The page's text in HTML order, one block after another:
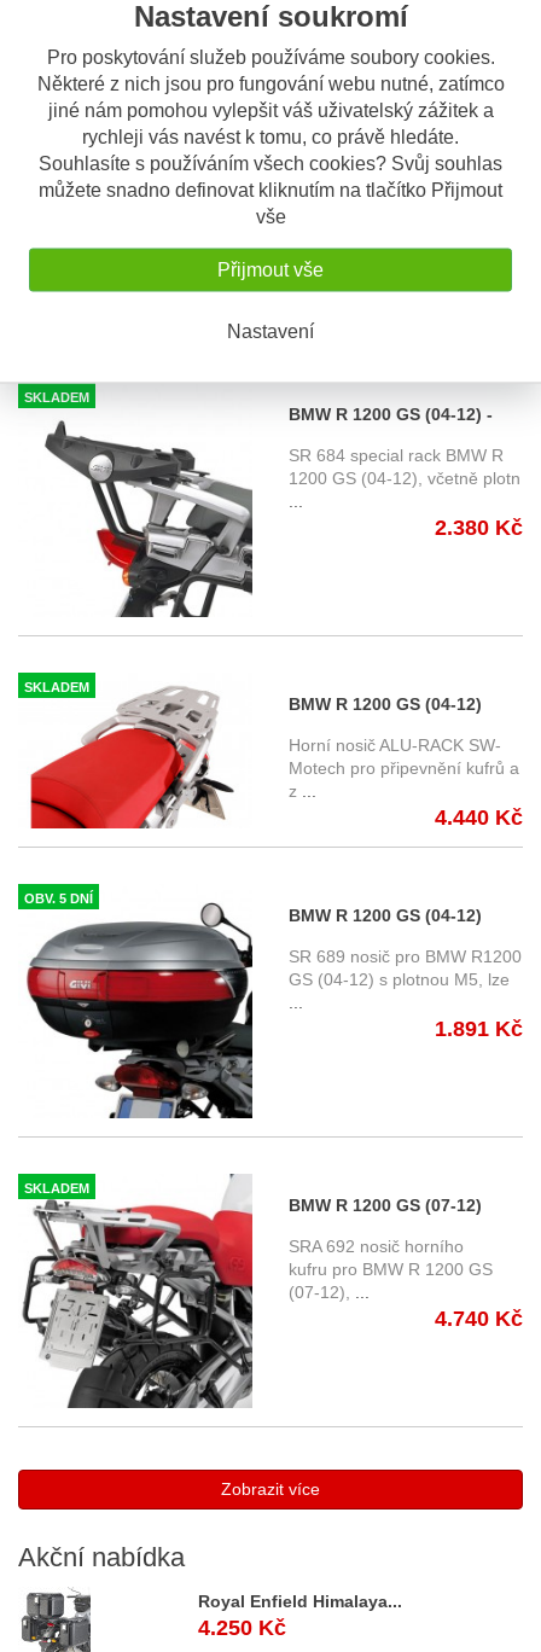
Nastavení soukromí
Pro poskytování služeb používáme soubory cookies.
Některé z nich jsou pro fungování webu nutné, zatímco
jiné nám pomohou vylepšit váš uživatelský zážitek a
rychleji vás navést k tomu, co právě hledáte.
Souhlasíte s používáním všech cookies? Svůj souhlas
můžete snadno definovat kliknutím na tlačítko Přijmout
vše
Přijmout vše
Nastavení
OBV. 5 DNÍ
BMW R 1150 R (01-06)
special rack pro Monokey
Givi SR683
SR 683 special rack BMW R
1150 R (01-06) včetně plotn...
SKLADEM
BMW R 1200 GS (04-12) -
horní nosič Givi SR684,
včetně plotny M5
SR 684 special rack BMW R
1200 GS (04-12), včetně plotn
2.380 Kč
SKLADEM
BMW R 1200 GS (04-12)
horní nosič SW-Motech
GPT.07.352.15000/S
Horní nosič ALU-RACK SW-
Motech pro připevnění kufrů a
z
4.440 Kč
OBV. 5 DNÍ
BMW R 1200 GS (04-12)
special rack pro Monokey
Givi
SR 689 nosič pro BMW R1200
GS (04-12) s plotnou M5, lze
1.891 Kč
SKLADEM
BMW R 1200 GS (07-12)
nosič horního kufru Givi
SRA692 Monokey
SRA 692 nosič horního
kufru pro BMW R 1200 GS
(07-12),
4.740 Kč
Zobrazit více
Akční nabídka
Royal Enfield Himalaya...
4.250 Kč